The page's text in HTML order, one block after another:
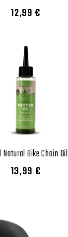
12,99 €
Natural Bike Chain Oil
13,99 €